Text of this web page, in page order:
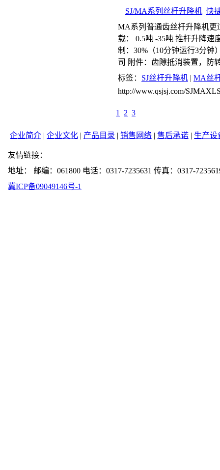
SJ/MA系列丝杆升降机 快
MA系列普通齿丝杆升降机
载： 0.5吨 -35吨 推杆升降速
制：30%（10分钟运行3分钟
司 附件：齿隙抵消装置，防
标签： SJ丝杆升降机 | MA丝
http://www.qsjsj.com/
1 2 3
企业简介 | 企业文化 | 产品目录 | 销售网络 | 售后承诺 | 生产设
友情链接：
地址： 邮编：061800 电话：0317-7235631 传真：0317-
冀ICP备09049146号-1